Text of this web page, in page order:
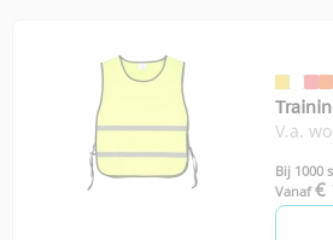
V.a.
Bij 1000
Vanaf €